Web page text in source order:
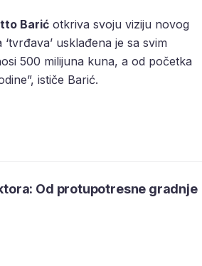
Barić otkriva svoju viziju novog
usklađena je sa svim
500 milijuna kuna, a od početka
ističe Barić.
Od protupotresne gradnje